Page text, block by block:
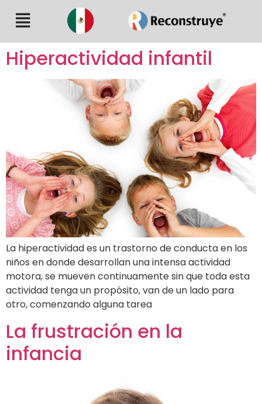
Hiperactividad infantil
La hiperactividad es un trastorno de conducta en los
niños en donde desarrollan una intensa actividad
motora, se mueven continuamente sin que toda esta
actividad tenga un propósito, van de un lado para
otro, comenzando alguna tarea
La frustración en la
infancia